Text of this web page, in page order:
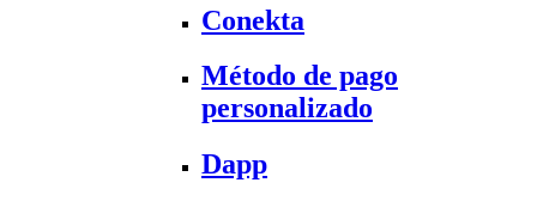
Conekta
Método de pago
personalizado
Dapp